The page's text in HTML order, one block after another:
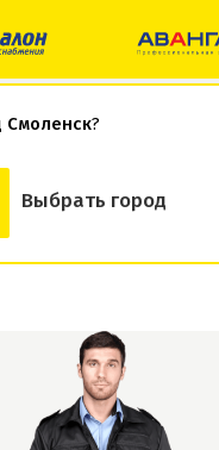
Смоленск?
Выбрать город
и оплата